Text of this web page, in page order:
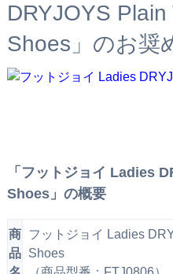
DRYJOYS Plain
Shoes」のお奨
「フットジョイ Ladies
Shoes」の概要
商
品
フットジョイ Ladies
Shoes